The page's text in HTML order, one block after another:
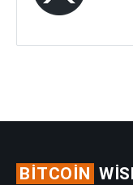
BITCOIN